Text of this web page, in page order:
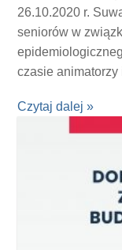
26.10.2020 r.
seniorów w
czasie
Czytaj dalej »